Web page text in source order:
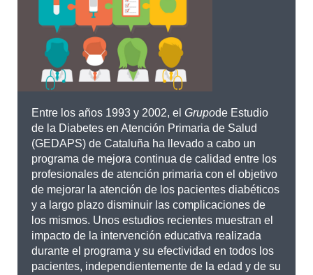
English Català
BUSCAR
Entre los años 1993 y 2002, el Grupode Estudio
de la Diabetes en Atención Primaria de Salud
(GEDAPS) de Cataluña ha llevado a cabo un
programa de mejora continua de calidad entre los
profesionales de atención primaria con el objetivo
de mejorar la atención de los pacientes diabéticos
y a largo plazo disminuir las complicaciones de
los mismos. Unos estudios recientes muestran el
impacto de la intervención educativa realizada
durante el programa y su efectividad en todos los
pacientes, independientemente de la edad y de su